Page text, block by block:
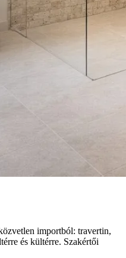
importból: travertin,
és kültérre. Szakértői